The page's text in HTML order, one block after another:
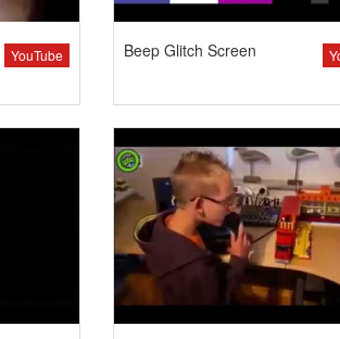
YouTube Beep Glitch Screen